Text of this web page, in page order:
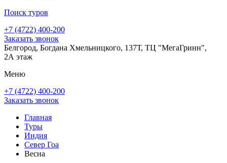
Поиск туров
+7 (4722) 400-200
Заказать звонок
Белгород, Богдана Хмельницкого, 137Т, ТЦ "МегаГринн",
2А этаж
Меню
+7 (4722) 400-200
Заказать звонок
Главная
Туры
Индия
Север Гоа
Весна